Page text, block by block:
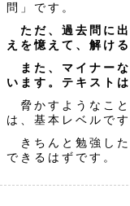
問」です。
ただ、過去問に
えを憶えて、解け
また、マイナー
います。テキスト
脅かすようなこと
は、基本レベルです
きちんと勉強した
できるはずです。